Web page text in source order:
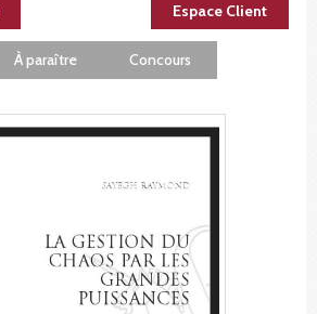
Espace Client
À paraître Concours